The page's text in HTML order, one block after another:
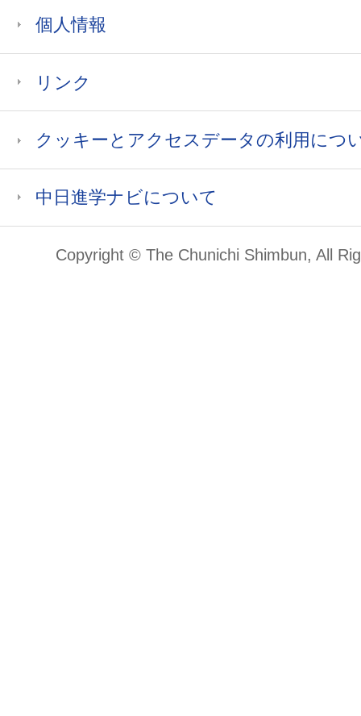
個人情報
リンク
クッキーとアクセスデータの利用につ
中日進学ナビについて
Copyright © The Chunichi Shimbun, All